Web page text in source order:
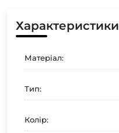
Характеристики
Матеріал:
Тип:
Колір: